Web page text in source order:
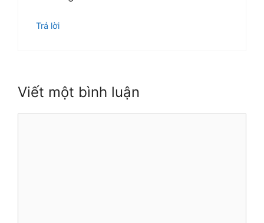
Trả lời
Viết một bình luận